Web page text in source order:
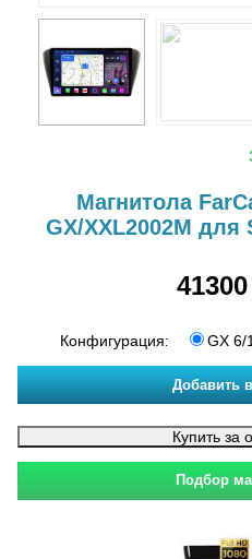
Магнитола
GX/XXL2002M для
Конфигурация: GX 6/